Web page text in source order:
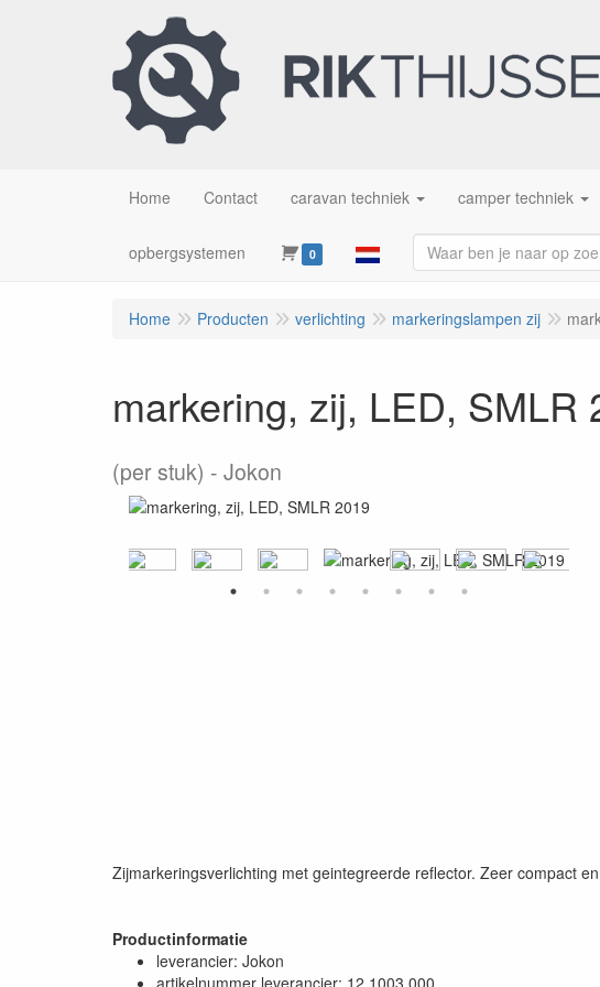
Home Contact caravan techniek camper techniek
opbergsystemen 0
Home Producten verlichting markeringslampen zij
markering, zij, LED, SMLR
(per stuk) Jokon
Zijmarkeringsverlichting met geintegreerde reflector. Zeer compact
Productinformatie
leverancier: Jokon
artikelnummer leverancier: 12.1003.000